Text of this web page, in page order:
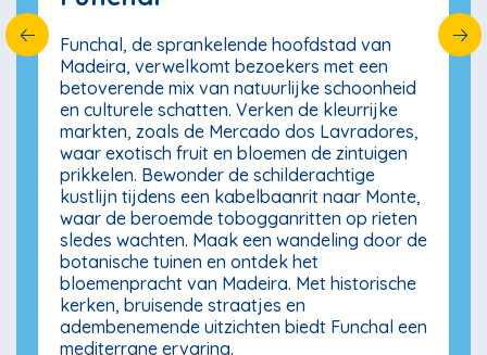
Funchal, de sprankelende hoofdstad van
Madeira, verwelkomt bezoekers met een
betoverende mix van natuurlijke schoonheid
en culturele schatten. Verken de kleurrijke
markten, zoals de Mercado dos Lavradores,
waar exotisch fruit en bloemen de zintuigen
prikkelen. Bewonder de schilderachtige
kustlijn tijdens een kabelbaanrit naar Monte,
waar de beroemde tobogganritten op rieten
sledes wachten. Maak een wandeling door de
botanische tuinen en ontdek het
bloemenpracht van Madeira. Met historische
kerken, bruisende straatjes en
adembenemende uitzichten biedt Funchal een
mediterrane ervaring.